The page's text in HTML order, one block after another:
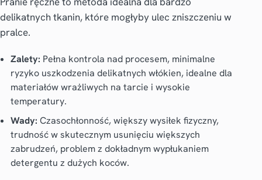
delikatnych tkanin, które mogłyby ulec zniszczeniu w
pralce.
Zalety: Pełna kontrola nad procesem, minimalne
ryzyko uszkodzenia delikatnych włókien, idealne dla
materiałów wrażliwych na tarcie i wysokie
temperatury.
Wady: Czasochłonność, większy wysiłek fizyczny,
trudność w skutecznym usunięciu większych
zabrudzeń, problem z dokładnym wypłukaniem
detergentu z dużych koców.